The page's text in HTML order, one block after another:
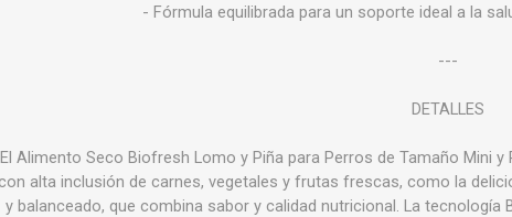
- Fórmula equilibrada para un soporte ideal a la
---
DETALLES
El Alimento Seco Biofresh Lomo y Piña para Perros de Tamaño Mini
con alta inclusión de carnes, vegetales y frutas frescas, como la
y balanceado, que combina sabor y calidad nutricional. La